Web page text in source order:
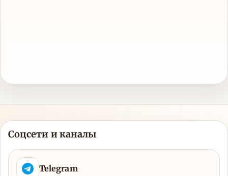
Соцсети и каналы
Telegram